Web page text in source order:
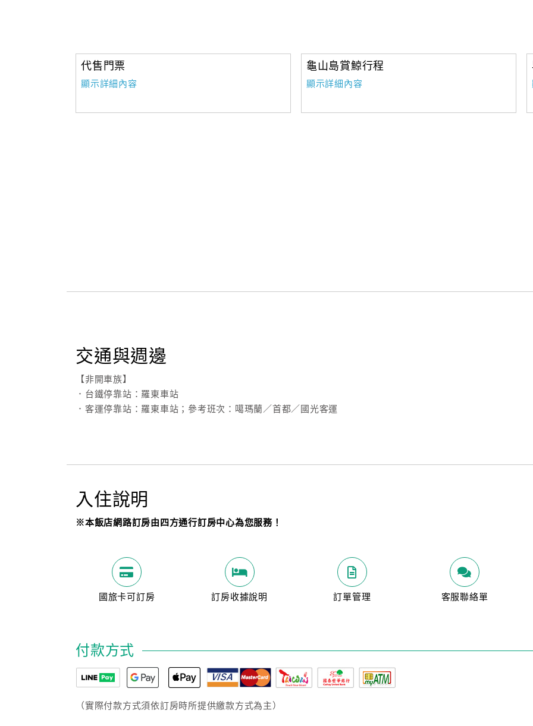
代售門票
顯示詳細內容
龜山島賞鯨行程
顯示詳細內容
交通與週邊
【非開車族】
．台鐵停靠站：羅東車站
．客運停靠站：羅東車站；參考班次：噶瑪蘭／首都／國光客運
入住說明
※本飯店網路訂房由四方通行訂房中心為您服務！
國旅卡可訂房 訂房收據說明 訂單管理 客服聯絡單
付款方式
（實際付款方式須依訂房時所提供繳款方式為主）